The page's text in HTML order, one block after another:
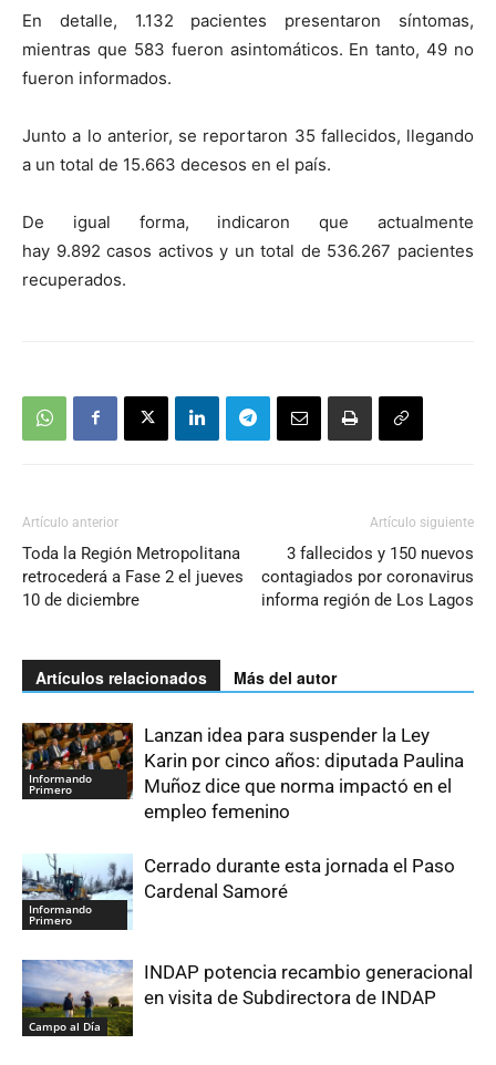
En detalle, 1.132 pacientes presentaron síntomas,
mientras que 583 fueron asintomáticos. En tanto, 49 no
fueron informados.
Junto a lo anterior, se reportaron 35 fallecidos, llegando
a un total de 15.663 decesos en el país.
De igual forma, indicaron que actualmente
hay 9.892 casos activos y un total de 536.267 pacientes
recuperados.
Artículo anterior
Toda la Región Metropolitana
retrocederá a Fase 2 el jueves
10 de diciembre
Artículo siguiente
3 fallecidos y 150 nuevos
contagiados por coronavirus
informa región de Los Lagos
Artículos relacionados Más del autor
Informando
Primero
Lanzan idea para suspender la Ley
Karin por cinco años: diputada Paulina
Muñoz dice que norma impactó en el
empleo femenino
Informando
Primero
Cerrado durante esta jornada el Paso
Cardenal Samoré
Campo al Día
INDAP potencia recambio generacional
en visita de Subdirectora de INDAP